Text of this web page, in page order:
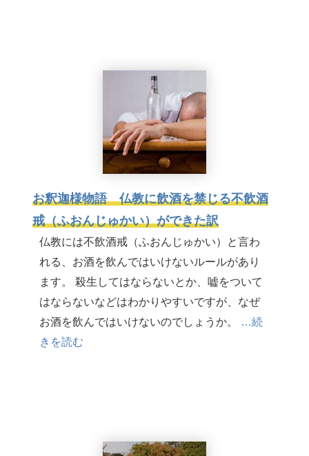
お釈迦様物語 仏教に飲酒を禁じる不飲酒
戒（ふおんじゅかい）ができた訳
仏教には不飲酒戒（ふおんじゅかい）と言わ
れる、お酒を飲んではいけないルールがあり
ます。 殺生してはならないとか、嘘をついて
はならないなどはわかりやすいですが、なぜ
お酒を飲んではいけないのでしょうか。
…続
きを読む